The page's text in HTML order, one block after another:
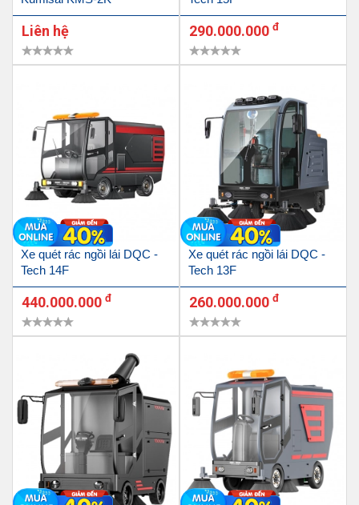
Liên hệ 290.000.000 đ
Xe quét rác ngồi lái DQC -
Tech 14F
440.000.000 đ
Xe quét rác ngồi lái DQC -
Tech 13F
260.000.000 đ